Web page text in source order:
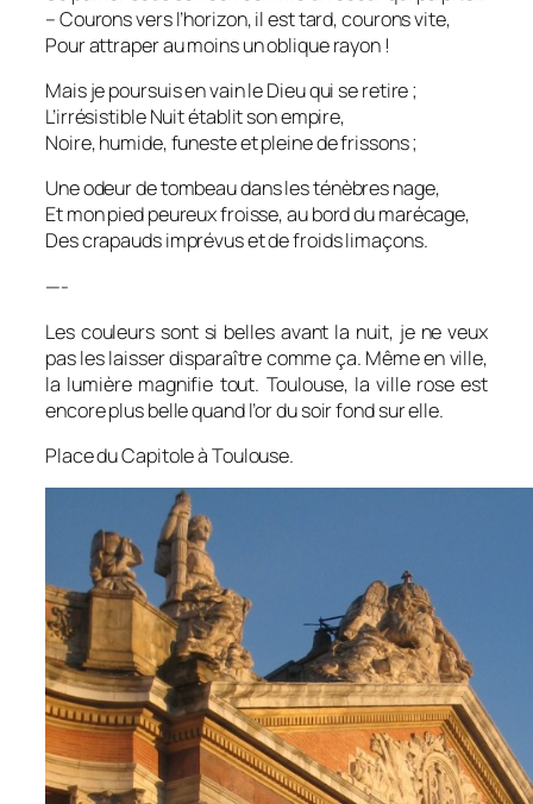
– Courons vers l’horizon, il est tard, courons vite,
Pour attraper au moins un oblique rayon !
Mais je poursuis en vain le Dieu qui se retire ;
L’irrésistible Nuit établit son empire,
Noire, humide, funeste et pleine de frissons ;
Une odeur de tombeau dans les ténèbres nage,
Et mon pied peureux froisse, au bord du marécage,
Des crapauds imprévus et de froids limaçons.
—-
Les couleurs sont si belles avant la nuit, je ne veux
pas les laisser disparaître comme ça. Même en ville,
la lumière magnifie tout. Toulouse, la ville rose est
encore plus belle quand l’or du soir fond sur elle.
Place du Capitole à Toulouse.